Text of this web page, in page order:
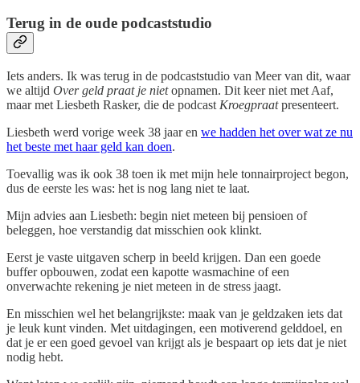
Terug in de oude podcaststudio
Iets anders. Ik was terug in de podcaststudio van Meer van dit, waar
we altijd Over geld praat je nietopnamen. Dit keer niet met Aaf,
maar met Liesbeth Rasker, die de podcast Kroegpraatpresenteert.
Liesbeth werd vorige week 38 jaar en we hadden het over wat ze nu
het beste met haar geld kan doen.
Toevallig was ik ook 38 toen ik met mijn hele tonnairproject begon,
dus de eerste les was: het is nog lang niet te laat.
Mijn advies aan Liesbeth: begin niet meteen bij pensioen of
beleggen, hoe verstandig dat misschien ook klinkt.
Eerst je vaste uitgaven scherp in beeld krijgen. Dan een goede
buffer opbouwen, zodat een kapotte wasmachine of een
onverwachte rekening je niet meteen in de stress jaagt.
En misschien wel het belangrijkste: maak van je geldzaken iets dat
je leuk kunt vinden. Met uitdagingen, een motiverend gelddoel, en
dat je er een goed gevoel van krijgt als je bespaart op iets dat je niet
nodig hebt.